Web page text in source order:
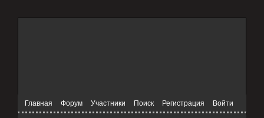
Главная Форум Участники Поиск Регистрация Войти